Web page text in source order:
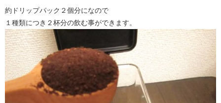
約ドリップパック２個分になので
１種類につき２杯分の飲む事ができます。